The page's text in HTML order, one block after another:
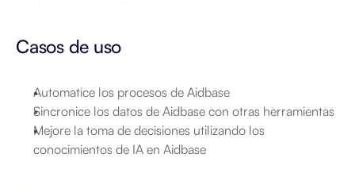
Casos de uso
Automatice los procesos de Aidbase
Sincronice los datos de Aidbase con otras herramientas
Mejore la toma de decisiones utilizando los
conocimientos de IA en Aidbase